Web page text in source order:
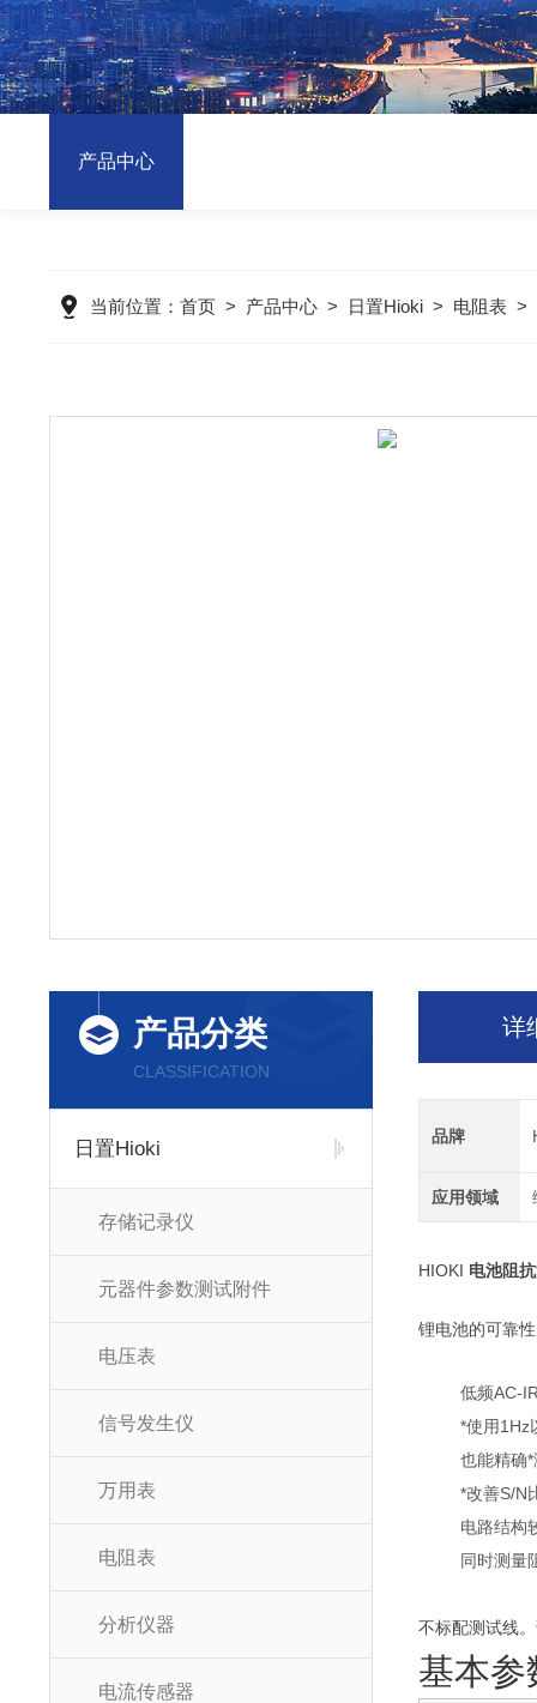
产品中心
当前位置： 首页> 产品中心> 日置Hioki> 电阻表>
产品分类
CLASSIFICATION
日置Hioki
存储记录仪
元器件参数测试附件
电压表
信号发生仪
万用表
电阻表
分析仪器
电流传感器
详
品牌
应用领域
HIOKI 电池阻
锂电池的可靠
低频AC-
*使用1Hz
也能精确
*改善S/N
电路结构
同时测量
不标配测试线
基本参